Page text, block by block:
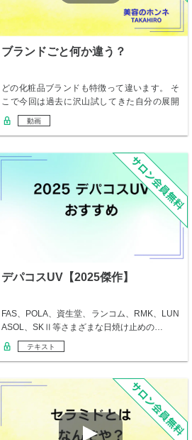
ブランドごと何か違う？
どの化粧品ブランドも特徴って違います。 そ
こで今回は過去に沢山試してきた自分の展開
も含めブ…
動画
デパコスUV【2025傑作】
FAS、POLA、資生堂、ランコム、RMK、LUN
ASOL、SKⅡ等さまざまな日焼け止めの…
テキスト